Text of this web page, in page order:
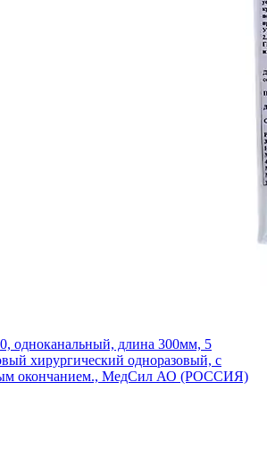
длина 300мм, 5
хирургический одноразовый, с
окончанием., МедСил АО (РОССИЯ)